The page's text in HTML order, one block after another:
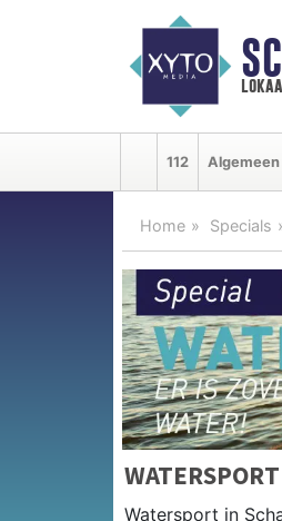
112 Algemeen
Home Specials
Watersport in